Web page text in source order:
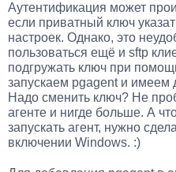
Аутентификация может
если приватный ключ
настроек. Однако, это
пользоваться ещё и sftp
подгружать ключ при
запускаем pgagent и имеем
Надо сменить ключ? Не
агенте и нигде больше. А
запускать агент, нужно
включении Windows. :)